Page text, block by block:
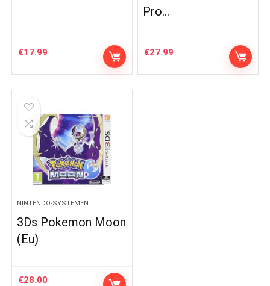
€17.99
Pro…
€27.99
NINTENDO-SYSTEMEN
3Ds Pokemon Moon
(Eu)
€28.00